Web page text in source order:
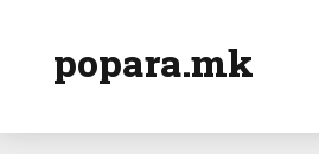
popara.mk